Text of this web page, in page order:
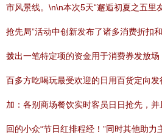
市风景线。\n\n本次5天“邂逅初夏之五里
抢先局”活动中创新发布了诸多消费折扣
拨出一笔特定项的资金用于消费券发放
百多方吃喝玩最受欢迎的日用百货定向
加：各别商场餐饮实时客员日日抢先，
回的小众“节日红排程经！”同时其他助